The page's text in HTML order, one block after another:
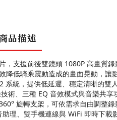
品描述
，支援前後雙鏡頭 1080P 高畫質
降低騎乘震動造成的畫面晃動，讓
統，提供低延遲、穩定清晰的雙
術、三種 EQ 音效模式與音樂共享
旋轉支架，可依需求自由調整錄
理、雙手機連線與 WiFi 即時下載